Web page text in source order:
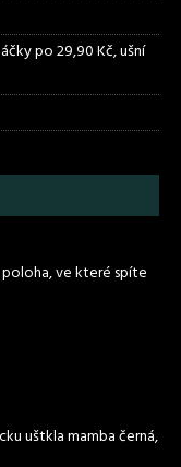
po 29,90 Kč, ušní
ve které spíte
uštkla mamba černá,